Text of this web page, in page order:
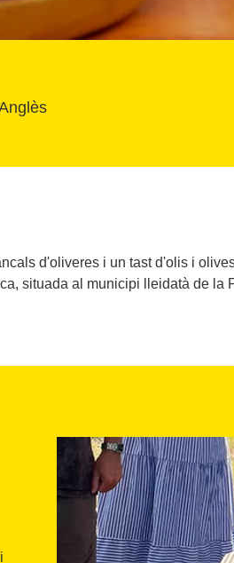
d'oliveres i un tast d'olis i
situada al municipi lleidatà de la